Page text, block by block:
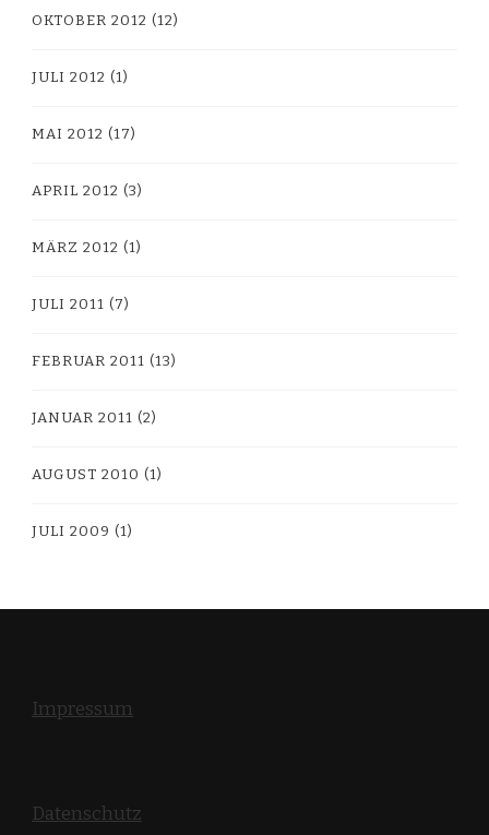
OKTOBER 2012 (12)
JULI 2012 (1)
MAI 2012 (17)
APRIL 2012 (3)
MÄRZ 2012 (1)
JULI 2011 (7)
FEBRUAR 2011 (13)
JANUAR 2011 (2)
AUGUST 2010 (1)
JULI 2009 (1)
Impressum
Datenschutz